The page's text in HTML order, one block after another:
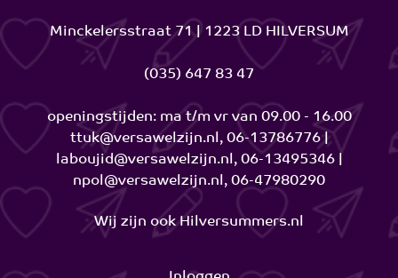
Minckelersstraat 71 | 1223 LD HILVERSUM
(035) 647 83 47
openingstijden: ma t/m vr van 09.00 - 16.00
ttuk@versawelzijn.nl, 06-13786776 |
laboujid@versawelzijn.nl, 06-13495346 |
npol@versawelzijn.nl, 06-47980290
Wij zijn ookHilversummers.nl